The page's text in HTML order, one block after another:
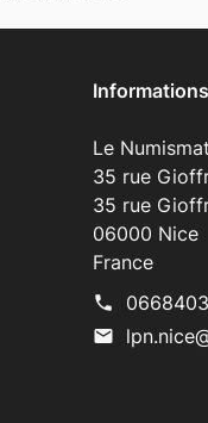
Informations
Le
35 rue
35 rue
06000 Nice
France
phone
mail